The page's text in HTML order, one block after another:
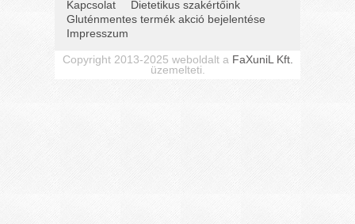
Kapcsolat
Dietetikus szakértőink
Gluténmentes termék akció bejelentése
Impresszum
Copyright 2013-2025 weboldalt a FaXuniL Kft.
üzemelteti.